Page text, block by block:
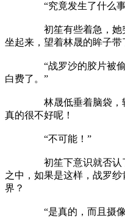
“究竟发生了什么事
初笙有些着急，她突
坐起来，望着林晟的眸子带
“战罗沙的胶片被偷，
白费了。”
林晟低垂着脑袋，轻
真的很不好呢！
“不可能！”
初笙下意识就否认了
之中，如果是这样，战罗
界？
“是真的，而且摄像头